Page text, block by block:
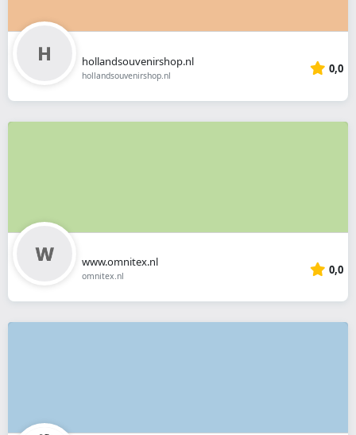
hollandsouvenirshop.nl
hollandsouvenirshop.nl 0,0
www.omnitex.nl
omnitex.nl 0,0